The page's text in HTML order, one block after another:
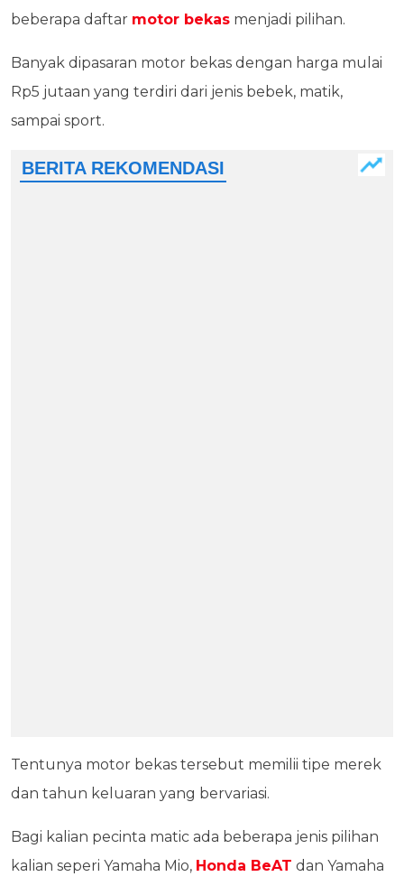
beberapa daftar motor bekas menjadi pilihan.
Banyak dipasaran motor bekas dengan harga mulai
Rp5 jutaan yang terdiri dari jenis bebek, matik,
sampai sport.
Tentunya motor bekas tersebut memilii tipe merek
dan tahun keluaran yang bervariasi.
Bagi kalian pecinta matic ada beberapa jenis pilihan
kalian seperi Yamaha Mio, Honda BeAT dan Yamaha